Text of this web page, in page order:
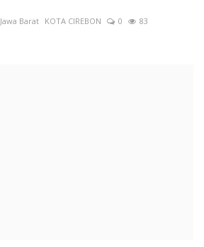
Jawa Barat KOTA CIREBON 0
83